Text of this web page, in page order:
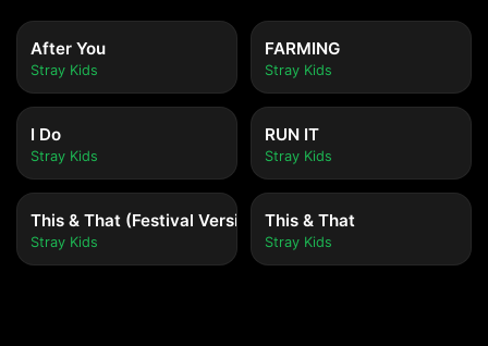
After You
Stray Kids
FARMING
Stray Kids
I Do
Stray Kids
RUN IT
Stray Kids
This & That (Festival Version)
Stray Kids
This & That
Stray Kids